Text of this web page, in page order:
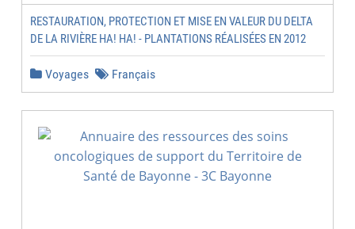
RESTAURATION, PROTECTION ET MISE EN VALEUR DU DELTA
DE LA RIVIÈRE HA! HA! - PLANTATIONS RÉALISÉES EN 2012
Voyages Français